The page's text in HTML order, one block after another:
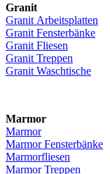
Granit
Granit Arbeitsplatten
Granit Fensterbänke
Granit Fliesen
Granit Treppen
Granit Waschtische
Marmor
Marmor
Marmor Fensterbänke
Marmorfliesen
Marmor Treppen